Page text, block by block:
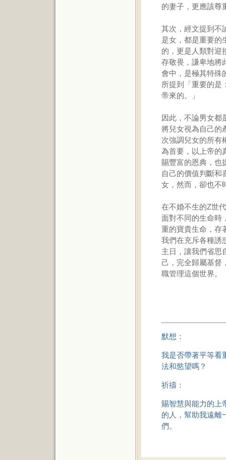
的妻子，更應該尊
其次，經文提到不
是女，都是重要的
的，更是人類對迎
存敬畏，謙卑地將
會中，是極其特殊
所提到「重要的
帝來的。」
因此，不論男女都
將兒女視為自己的
次強調兒女的所有
為首要，以上帝的
賜豐富的恩典，也
自己的價值判斷和
女，然而，卻也不
在不婚不生的Z世
面對不同的生命時
重的寶貴生命，存
我們在充斥各種誘
主日，讓我們省思
己，完全歸屬基督
職管理這個世界。
默想：
我是否帶著平等看
法和慾望嗎？
祈禱：
賜智慧與能力的上
的人，幫助我遠離
們。